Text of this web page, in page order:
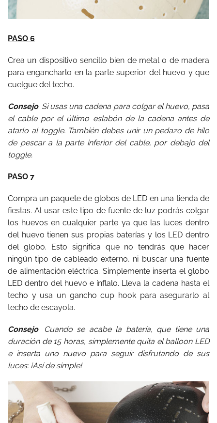
PASO 6
Crea un dispositivo sencillo bien de metal o de madera
para engancharlo en la parte superior del huevo y que
cuelgue del techo.
Consejo: Si usas una cadena para colgar el huevo, pasa
el cable por el último eslabón de la cadena antes de
atarlo al toggle. También debes unir un pedazo de hilo
de pescar a la parte inferior del cable, por debajo del
toggle.
PASO 7
Compra un paquete de globos de LED en una tienda de
fiestas. Al usar este tipo de fuente de luz podrás colgar
los huevos en cualquier parte ya que las luces dentro
del huevo tienen sus propias baterías y los LED dentro
del globo. Esto significa que no tendrás que hacer
ningún tipo de cableado externo, ni buscar una fuente
de alimentación eléctrica. Simplemente inserta el globo
LED dentro del huevo e ínflalo. Lleva la cadena hasta el
techo y usa un gancho cup hook para asegurarlo al
techo de escayola.
Consejo:
Cuando se acabe la batería, que tiene una
duración de 15 horas, simplemente quita el balloon LED
e inserta uno nuevo para seguir disfrutando de sus
luces: ¡Así de simple!